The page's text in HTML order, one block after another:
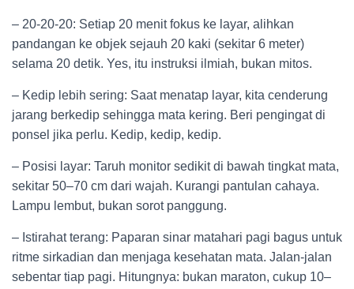
– 20-20-20: Setiap 20 menit fokus ke layar, alihkan
pandangan ke objek sejauh 20 kaki (sekitar 6 meter)
selama 20 detik. Yes, itu instruksi ilmiah, bukan mitos.
– Kedip lebih sering: Saat menatap layar, kita cenderung
jarang berkedip sehingga mata kering. Beri pengingat di
ponsel jika perlu. Kedip, kedip, kedip.
– Posisi layar: Taruh monitor sedikit di bawah tingkat mata,
sekitar 50–70 cm dari wajah. Kurangi pantulan cahaya.
Lampu lembut, bukan sorot panggung.
– Istirahat terang: Paparan sinar matahari pagi bagus untuk
ritme sirkadian dan menjaga kesehatan mata. Jalan-jalan
sebentar tiap pagi. Hitungnya: bukan maraton, cukup 10–